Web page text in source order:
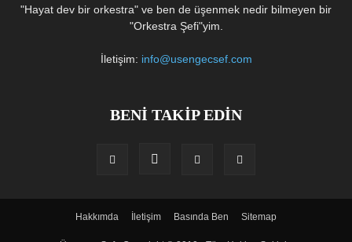
"Hayat dev bir orkestra" ve ben de üşenmek nedir bilmeyen bir
"Orkestra Şefi"yim.
İletişim: info@usengecsef.com
BENİ TAKİP EDİN
Hakkımda İletişim Basında Ben Sitemap